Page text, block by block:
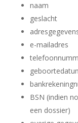
naam
geslacht
e-mailadres
BSN (indien
een dossier)